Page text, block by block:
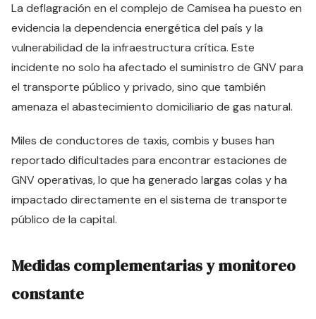
La deflagración en el complejo de Camisea ha puesto en
evidencia la dependencia energética del país y la
vulnerabilidad de la infraestructura crítica. Este
incidente no solo ha afectado el suministro de GNV para
el transporte público y privado, sino que también
amenaza el abastecimiento domiciliario de gas natural.
Miles de conductores de taxis, combis y buses han
reportado dificultades para encontrar estaciones de
GNV operativas, lo que ha generado largas colas y ha
impactado directamente en el sistema de transporte
público de la capital.
Medidas complementarias y monitoreo
constante